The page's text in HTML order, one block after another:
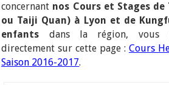
concernant nos Cours et Stages de
ou Taiji Quan) à Lyon et de
enfants dans la région, vous
directement sur cette page : Cours
Saison 2016-2017.